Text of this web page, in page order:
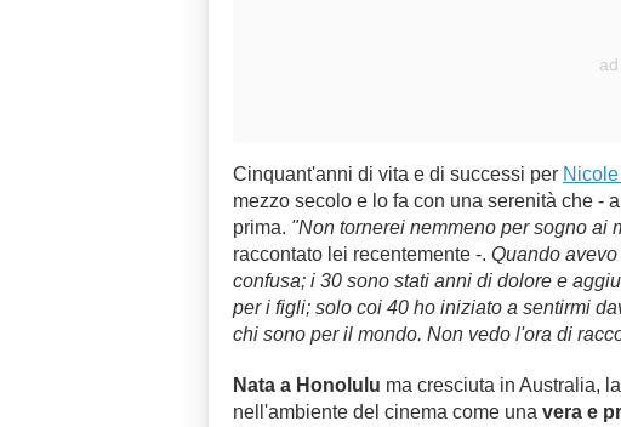
Cinquant'anni di vita e di successi per
mezzo secolo e lo fa con una serenità che -
prima. "Non tornerei nemmeno per sogno ai
raccontato lei recentemente -. Quando
confusa; i 30 sono stati anni di dolore e
per i figli; solo coi 40 ho iniziato a sentirmi
chi sono per il mondo. Non vedo l'ora di
Nata a Honolulu ma cresciuta in Australia,
nell'ambiente del cinema come una vera e